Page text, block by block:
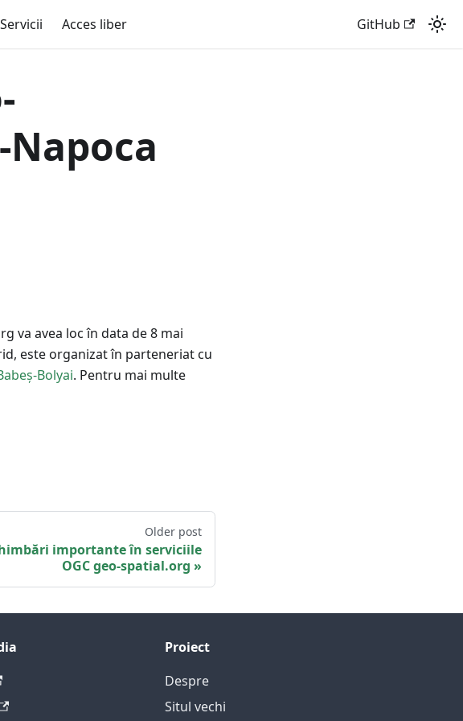
Servicii Acces liber GitHub
va avea loc în data de 8 mai
este organizat în parteneriat cu
Bolyai. Pentru mai multe
Older post
importante în serviciile
OGC geo-spatial.org
Proiect
Despre
Situl vechi